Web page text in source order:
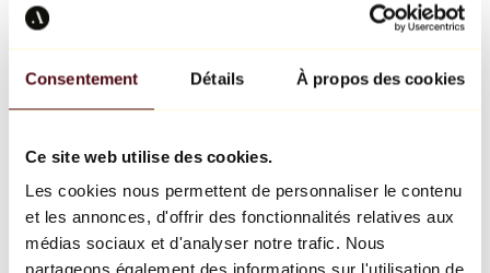
Consentement Détails À propos des cookies
Ce site web utilise des cookies.
Les cookies nous permettent de personnaliser le contenu
et les annonces, d'offrir des fonctionnalités relatives aux
médias sociaux et d'analyser notre trafic. Nous
partageons également des informations sur l'utilisation de
Richard Orlinski
Keith Haring
Jeff Koons
Jean-Michel Basquiat
Tous les designers
Œuvre de la semaine